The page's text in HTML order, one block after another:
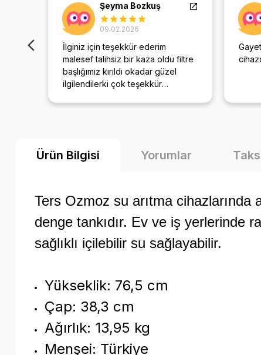
Şeyma Bozkuş
09.02.2026
İlginiz için teşekkür ederim
malesef talihsiz bir kaza oldu filtre
başlığımız kırıldı okadar güzel
ilgilendilerki çok teşekkür
diyecek laf yok 🤩
Ürün Bilgisi Yorumlar
Ters Ozmoz su arıtma cihazlarında
denge tankıdır. Ev ve iş yerlerinde
sağlıklı içilebilir su sağlayabilir.
Yükseklik: 76,5 cm
Çap: 38,3 cm
Ağırlık: 13,95 kg
Menşei: Türkiye